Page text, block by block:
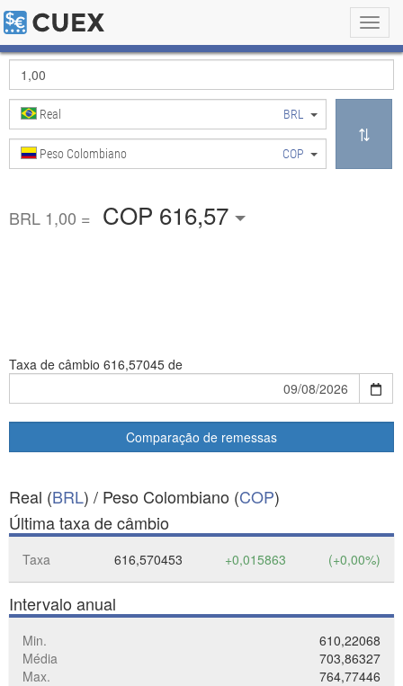
Real BRL
Peso Colombiano COP
BRL 1,00 = COP 616,57
Taxa de câmbio 616,57045 de
Comparação de remessas
Real (BRL) / Peso Colombiano (COP)
Última taxa de câmbio
Taxa 616,570453 +0,015863 (+0,00%)
Intervalo anual
Min.
610,22068
Média
703,86327
Max.
764,77446